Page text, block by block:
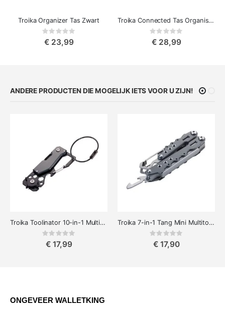
Troika Organizer Tas Zwart
Rating:
0%
€ 23,99
Troika Connected Tas Organiser voor muis, oplader, kabels, adapters
Rating:
0%
€ 28,99
ANDERE PRODUCTEN DIE MOGELIJK IETS VOOR U ZIJN!
Troika Toolinator 10-in-1 Multitool Sleutelhanger, Zwart
Rating:
0%
€ 17,99
Troika 7-in-1 Tang Mini Multitool voor Reizen (Zonder Mes)
Rating:
0%
€ 17,90
ONGEVEER WALLETKING